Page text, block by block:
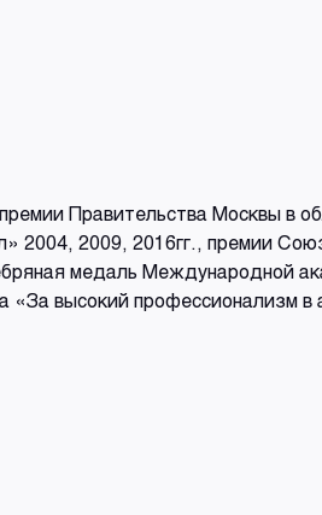
Правительства Москвы в
2004, 2009, 2016гг., премии
медаль Международной
высокий профессионализм в